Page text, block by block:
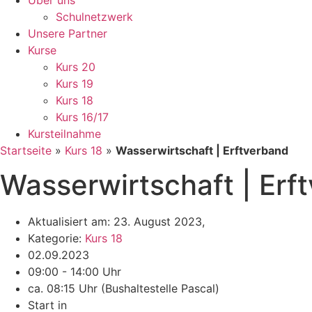
Schulnetzwerk
Unsere Partner
Kurse
Kurs 20
Kurs 19
Kurs 18
Kurs 16/17
Kursteilnahme
Startseite » Kurs 18 » Wasserwirtschaft | Erftverband
Wasserwirtschaft |
Aktualisiert am: 23. August 2023,
Kategorie: Kurs 18
02.09.2023
09:00 - 14:00 Uhr
ca. 08:15 Uhr (Bushaltestelle Pascal)
Start in